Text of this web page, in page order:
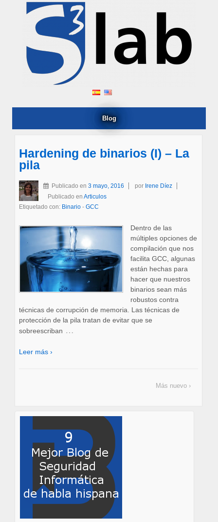
Blog
Hardening de binarios (I) – La
pila
Publicado en3 mayo, 2016 por Irene Díez
Publicado enArticulos
Etiquetado con: Binario- GCC
Dentro de las
múltiples opciones de
compilación que nos
facilita GCC, algunas
están hechas para
hacer que nuestros
binarios sean más
robustos contra
técnicas de corrupción de memoria. Las técnicas de
protección de la pila tratan de evitar que se
sobreescriban …
Leer más ›
Más nuevo ›